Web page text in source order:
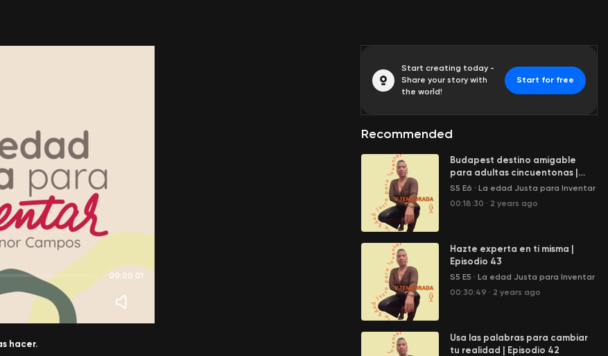
Start creating today -
Share your story with
the world!
Start for free
00:00:01
hacer.
Recommended
Budapest destino amigable
para adultas cincuentonas |
Episodio 44
S5 E6 · La edad Justa para Inventar
00:18:30 · 2 years ago
Hazte experta en ti misma |
Episodio 43
S5 E5 · La edad Justa para Inventar
00:30:49 · 2 years ago
Usa las palabras para cambiar
tu realidad | Episodio 42